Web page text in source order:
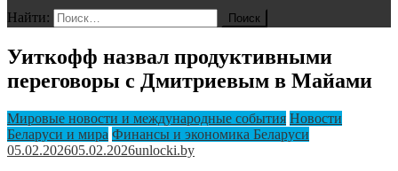
Найти:
Уиткофф назвал продуктивными
переговоры с Дмитриевым в Майами
Мировые новости и международные события Новости
Беларуси и мира Финансы и экономика Беларуси
05.02.202605.02.2026unlocki.by